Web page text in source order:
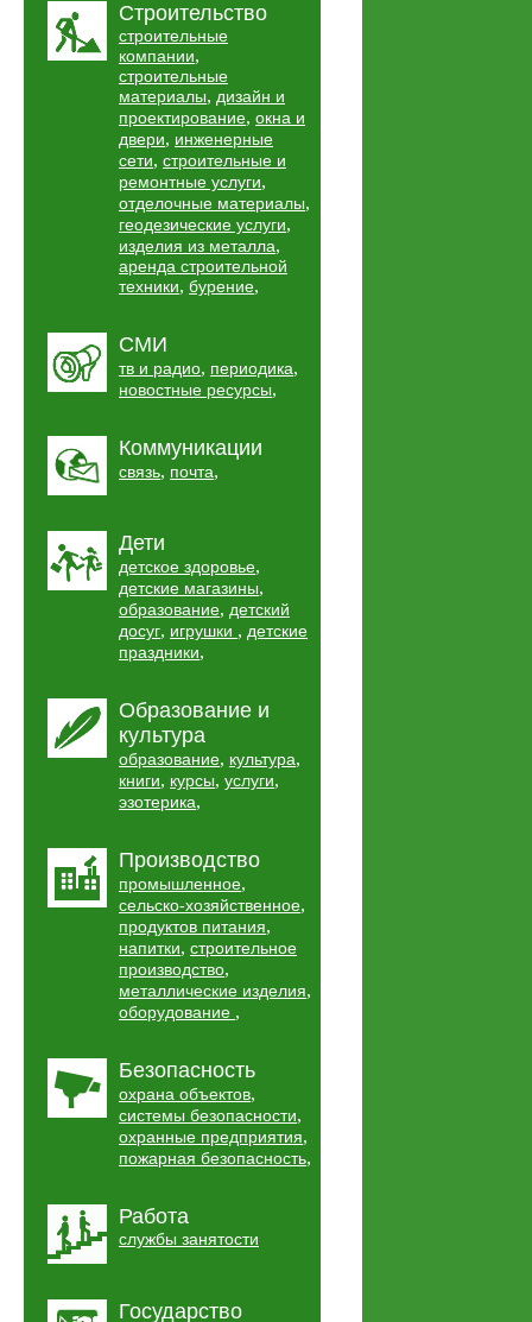
Строительство
строительные
компании,
строительные
материалы, дизайн и
проектирование, окна и
двери, инженерные
сети, строительные и
ремонтные услуги,
отделочные материалы,
геодезические услуги,
изделия из металла,
аренда строительной
техники, бурение,
СМИ
тв и радио, периодика,
новостные ресурсы,
Коммуникации
связь, почта,
Дети
детское здоровье,
детские магазины,
образование, детский
досуг, игрушки , детские
праздники,
Образование и
культура
образование, культура,
книги, курсы, услуги,
эзотерика,
Производство
промышленное,
сельско-хозяйственное,
продуктов питания,
напитки, строительное
производство,
металлические изделия,
оборудование ,
Безопасность
охрана объектов,
системы безопасности,
охранные предприятия,
пожарная безопасность,
Работа
службы занятости
Государство